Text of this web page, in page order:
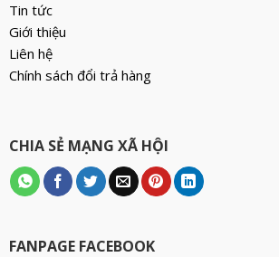
Tin tức
Giới thiệu
Liên hệ
Chính sách đổi trả hàng
CHIA SẺ MẠNG XÃ HỘI
FANPAGE FACEBOOK